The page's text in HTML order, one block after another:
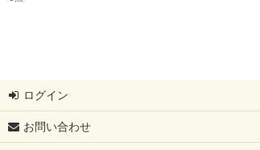
ログイン
お問い合わせ